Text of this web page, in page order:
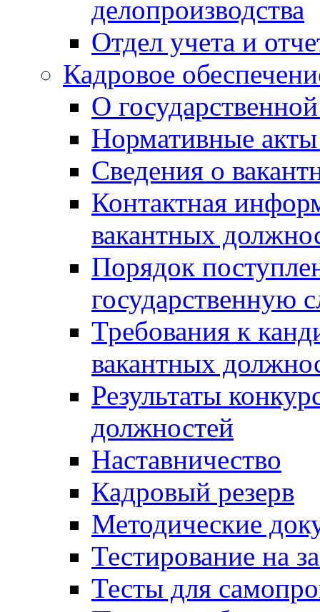
делопроизводства
Отдел учета и
Кадровое
О
Нормативные акты
Сведения о
Контактная
вакантных
Порядок
государственную
Требования к
вакантных
Результаты
должностей
Наставничество
Кадровый резерв
Методические
Тестирование на
Тесты для